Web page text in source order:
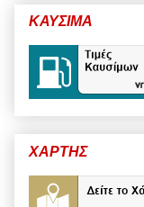
ΚΑΥΣΙΜΑ
ΧΑΡΤΗΣ